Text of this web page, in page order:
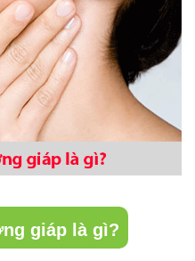
giáp là gì?